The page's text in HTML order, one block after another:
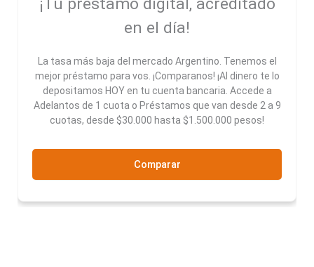
en el día!
La tasa más baja del mercado Argentino. Tenemos el
mejor préstamo para vos. ¡Comparanos! ¡Al dinero te lo
depositamos HOY en tu cuenta bancaria. Accede a
Adelantos de 1 cuota o Préstamos que van desde 2 a 9
cuotas, desde $30.000 hasta $1.500.000 pesos!
Comparar